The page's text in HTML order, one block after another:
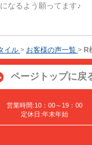
なるよう願ってます♪
イル > お客様の声一覧 > R
ページトップに戻
営業時間:10：00～19：00
定休日:年末年始